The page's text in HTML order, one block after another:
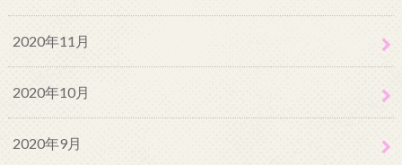
2020年11月
2020年10月
2020年9月